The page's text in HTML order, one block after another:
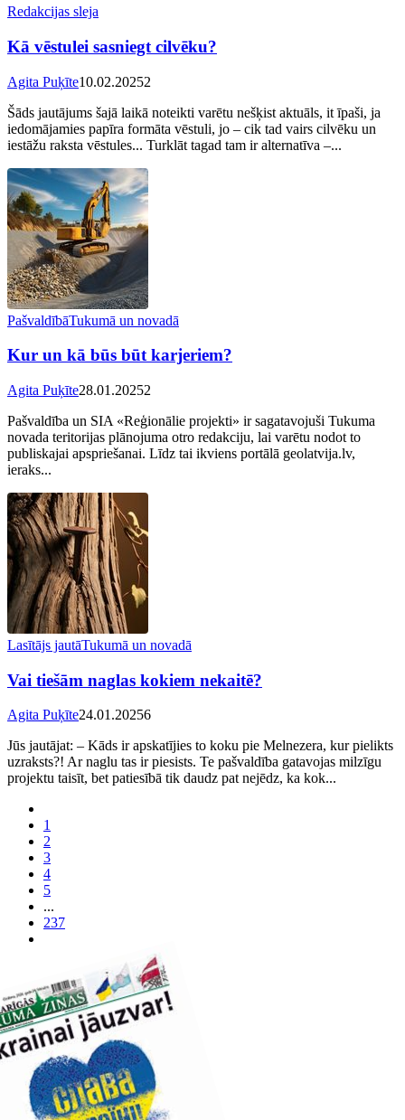
Redakcijas sleja
Kā vēstulei sasniegt cilvēku?
Agita Puķīte10.02.20252
Šāds jautājums šajā laikā noteikti varētu nešķist aktuāls, it īpaši, ja
iedomājamies papīra formāta vēstuli, jo – cik tad vairs cilvēku un
iestāžu raksta vēstules... Turklāt tagad tam ir alternatīva –...
PašvaldībāTukumā un novadā
Kur un kā būs būt karjeriem?
Agita Puķīte28.01.20252
Pašvaldība un SIA «Reģionālie projekti» ir sagatavojuši Tukuma
novada teritorijas plānojuma otro redakciju, lai varētu nodot to
publiskajai apspriešanai. Līdz tai ikviens portālā geolatvija.lv,
ieraks...
Lasītājs jautāTukumā un novadā
Vai tiešām naglas kokiem nekaitē?
Agita Puķīte24.01.20256
Jūs jautājat: – Kāds ir apskatījies to koku pie Melnezera, kur pielikts
uzraksts?! Ar naglu tas ir piesists. Te pašvaldība gatavojas milzīgu
projektu taisīt, bet patiesībā tik daudz pat nejēdz, ka kok...
1
2
3
4
5
...
237